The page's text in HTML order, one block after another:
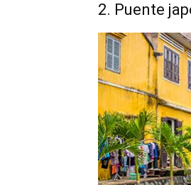
2. Puente